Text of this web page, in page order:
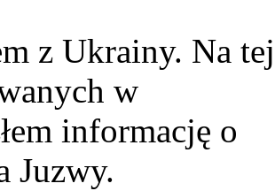
z Ukrainy. Na tej
w
informację o
Juzwy.